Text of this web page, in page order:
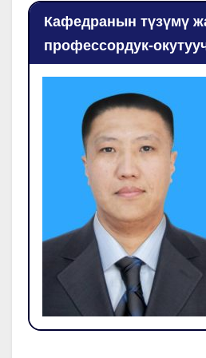
Кафедранын түзүмү
профессордук-